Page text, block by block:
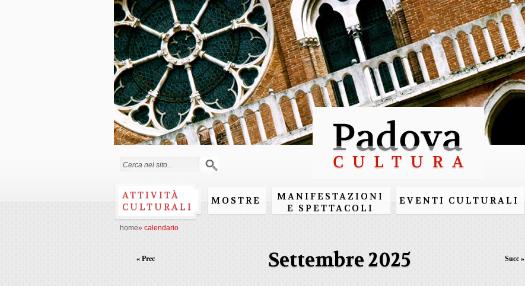
Salta al
contenuto
principale
Form di ricerca
ATTIVITÀ
CULTURALI
MOSTRE
MANIFESTAZIONI
E SPETTACOLI
EVENTI CULTURALI
home» calendario
Settembre 2025
« Prec Succ »